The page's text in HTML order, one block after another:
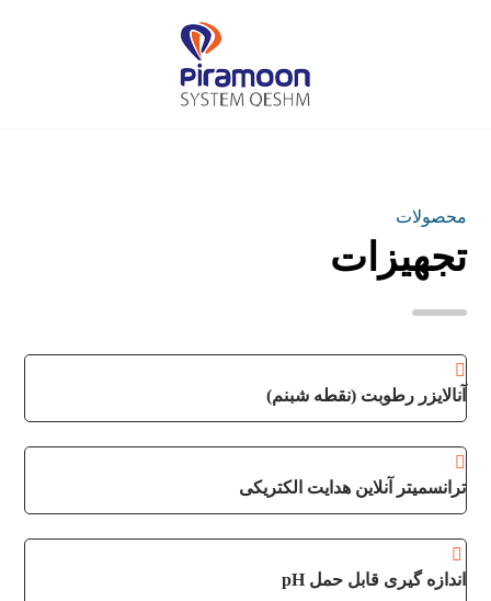
محصولات
تجهیزات
آنالایزر رطوبت (نقطه شبنم)
ترانسمیتر آنلاین هدایت الکتریکی
اندازه گیری قابل حمل pH